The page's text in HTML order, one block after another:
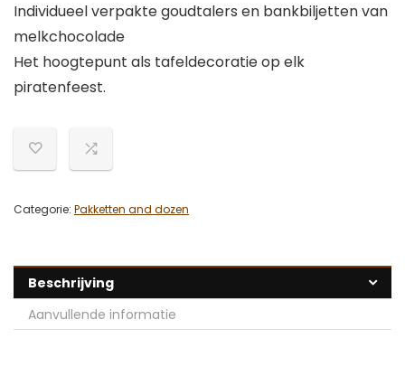
Individueel verpakte goudtalers en bankbiljetten van
melkchocolade
Het hoogtepunt als tafeldecoratie op elk
piratenfeest.
Categorie: Pakketten and dozen
Beschrijving
Aanvullende informatie